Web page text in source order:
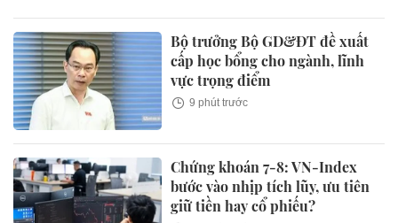
Bộ trưởng Bộ GD&ĐT đề xuất
cấp học bổng cho ngành, lĩnh
vực trọng điểm
9 phút trước
Chứng khoán 7-8: VN-Index
bước vào nhịp tích lũy, ưu tiên
giữ tiền hay cổ phiếu?